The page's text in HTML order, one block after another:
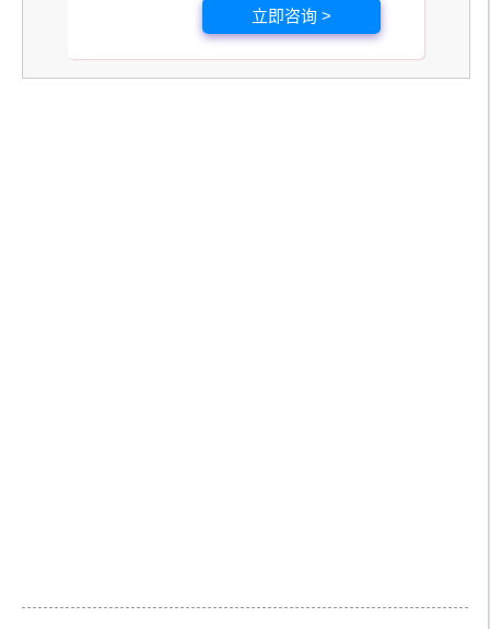
立即咨询 >